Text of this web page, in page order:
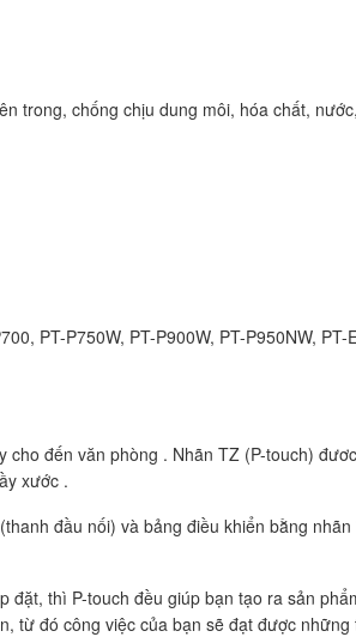
trong, chống chịu dung môi, hóa chất,
PT-P750W, PT-P900W, PT-P950NW,
đến văn phòng . Nhãn TZ (P-touch)
xước .
đầu nối) và bảng điều khiển bằng
thì P-touch đều giúp bạn tạo ra sản
từ đó công việc của bạn sẽ đạt được